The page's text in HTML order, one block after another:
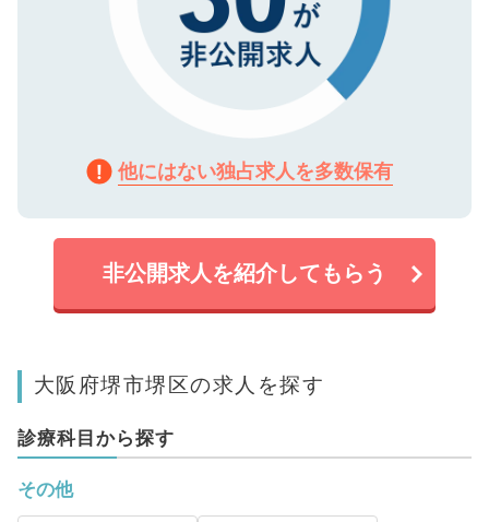
他にはない独占求人を多数保有
非公開求人を紹介してもらう
大阪府堺市堺区の求人を探す
診療科目から探す
その他